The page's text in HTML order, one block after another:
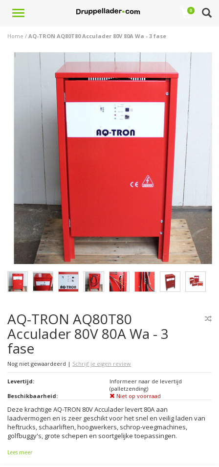
Toggle
0
Home / AQ-TRON AQ80T80 Acculader 80V 80A Wa - 3 fase
AQ-TRON AQ80T80
Acculader 80V 80A Wa - 3
fase
Nog niet gewaardeerd | Schrijf je eigen review
Levertijd:
Informeer naar de levertijd
(palletzending)
Beschikbaarheid:
Niet op voorraad
Deze krachtige AQ-TRON 80V Acculader levert 80A aan
laadvermogen en is zeer geschikt voor het snel en veilig laden van
heftrucks, schaarliften, hoogwerkers, schrop-veegmachines,
golfbuggy's, grote schepen en soortgelijke toepassingen.
Lees meer